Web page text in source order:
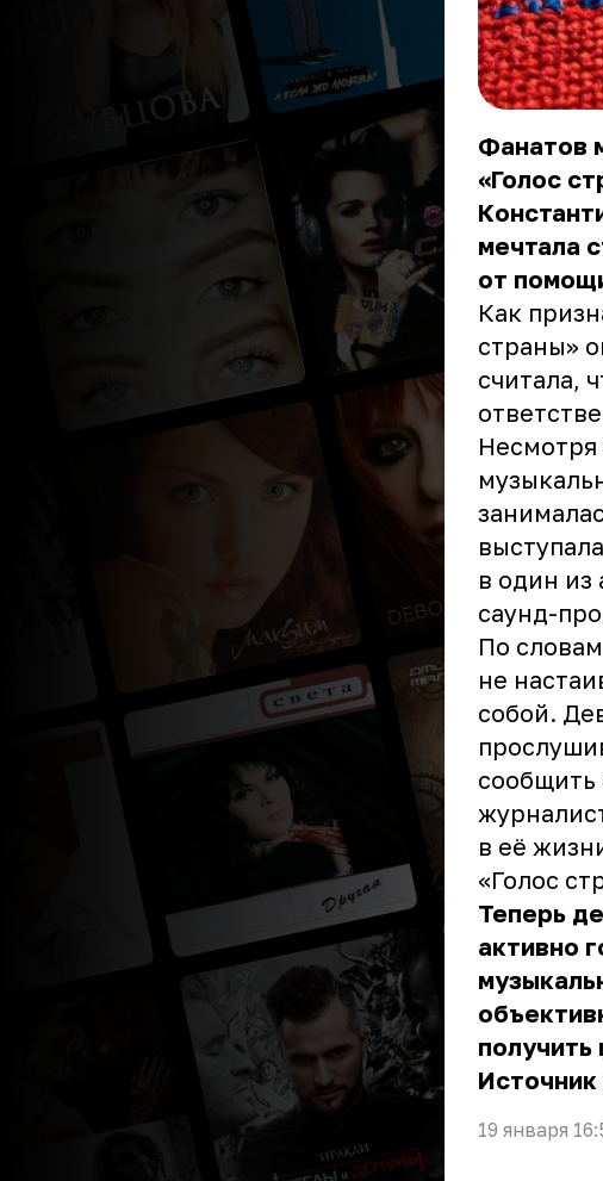
Фанатов
«Голос
мечтала
от
Как
страны»
считала,
в один из
саунд-
По
не
собой.
сообщить
в её
«Голос
Теперь
активно
Источник
19 января